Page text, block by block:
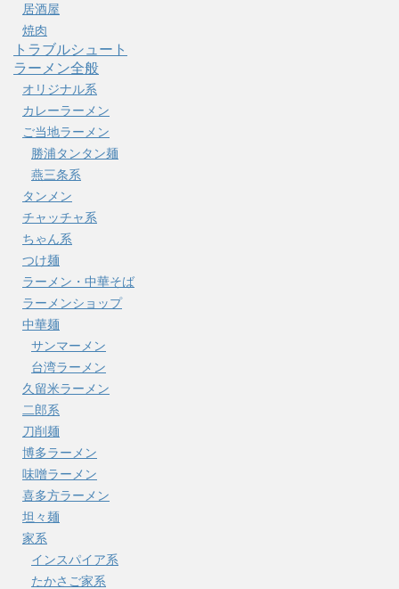
居酒屋
焼肉
トラブルシュート
ラーメン全般
オリジナル系
カレーラーメン
ご当地ラーメン
勝浦タンタン麺
燕三条系
タンメン
チャッチャ系
ちゃん系
つけ麺
ラーメン・中華そば
ラーメンショップ
中華麺
サンマーメン
台湾ラーメン
久留米ラーメン
二郎系
刀削麺
博多ラーメン
味噌ラーメン
喜多方ラーメン
坦々麺
家系
インスパイア系
たかさご家系